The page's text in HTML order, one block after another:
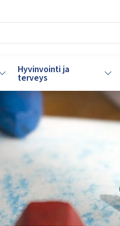
alasvetovalikkoa
Hyvinvointi ja
terveys